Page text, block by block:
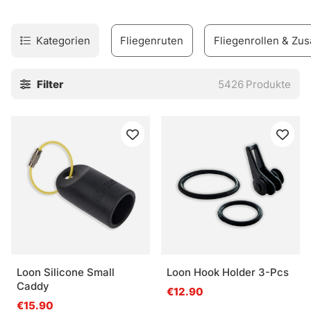
» Zurück zur Angelmethoden-Übersicht
Häufige Fragen zum Fliegenfischen
Was ist Fliegenfischen?
Was ist beim Einstieg ins Fliegenfischen wichtig?
Was ist der Vorteil von Wathosen beim
Was ist wichtig bei Fliegenschnüren?
Kategorien Fliegenruten Fliegenrollen &
Filter 5426 Produkte
Loon Silicone Small
Caddy
€15.90
Loon Hook Holder 3-Pcs
€12.90